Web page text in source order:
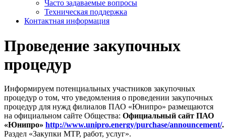
Часто задаваемые вопросы
Техническая поддержка
Контактная информация
Проведение закупочных
процедур
Информируем потенциальных участников закупочных
процедур о том, что уведомления о проведении закупочных
процедур для нужд филиалов ПАО «Юнипро» размещаются
на официальном сайте Общества: Официальный сайт ПАО
«Юнипро» http://www.unipro.energy/purchase/announcement/.
Раздел «Закупки МТР, работ, услуг».